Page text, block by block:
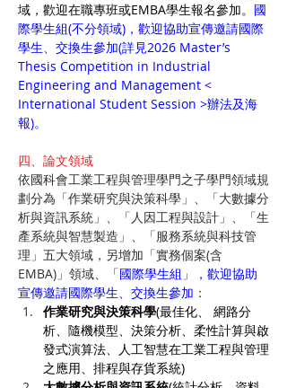
域，歡迎在職專班或EMBA學生報名參加。 國
際學生組(不分領域)，歡迎協助宣傳邀請國際
學生、交換生參加(詳見2026 Master’s
Thesis Competition in Industrial
Engineering and Management <
International Student Session >辦法及海
報)。
四、論文領域
依國科會工業工程與管理學門之子學門領域規
劃分為「作業研究與決策科學」、「大數據分
析與資訊系統」、「人因工程與設計」、「生
產系統與智慧製造」、「服務系統與科技管
理」五大領域，另增加「實務個案(含
EMBA)」領域、「國際學生組 」
，歡迎協助
宣傳邀請國際學生、交換生參加 ：
作業研究與決策科學(最佳化、 網路分
析、隨機模型、決策分析、柔性計算與啟
發式演算法、人工智慧在工業工程與管理
之應用、排程與存貨系統)